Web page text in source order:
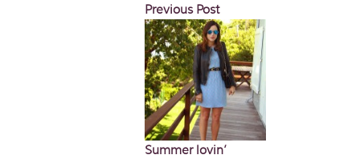
Previous Post
Summer lovin’